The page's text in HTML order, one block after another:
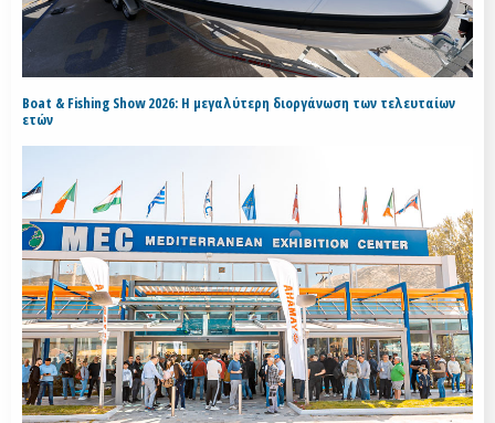
Boat & Fishing Show 2026: Η μεγαλύτερη διοργάνωση των τελευταίων
ετών